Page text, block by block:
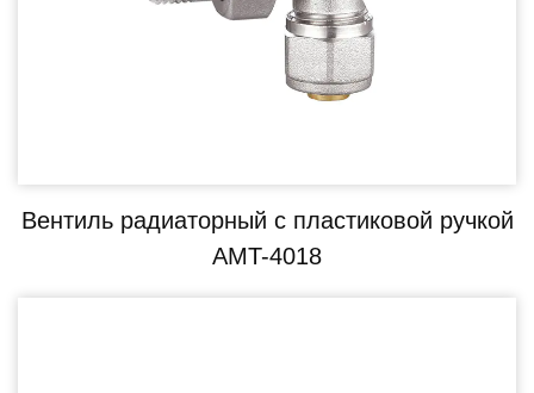
Вентиль радиаторный с пластиковой ручкой
AMT-4018